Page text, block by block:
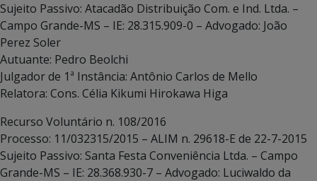
Sujeito Passivo: Atacadão Distribuição Com. e Ind. Ltda. –
Campo Grande-MS – IE: 28.315.909-0 – Advogado: João
Perez Soler
Autuante: Pedro Beolchi
Julgador de 1ª Instância: Antônio Carlos de Mello
Relatora: Cons. Célia Kikumi Hirokawa Higa
Recurso Voluntário n. 108/2016
Processo: 11/032315/2015 – ALIM n. 29618-E de 22-7-2015
Sujeito Passivo: Santa Festa Conveniência Ltda. – Campo
Grande-MS – IE: 28.368.930-7 – Advogado: Luciwaldo da